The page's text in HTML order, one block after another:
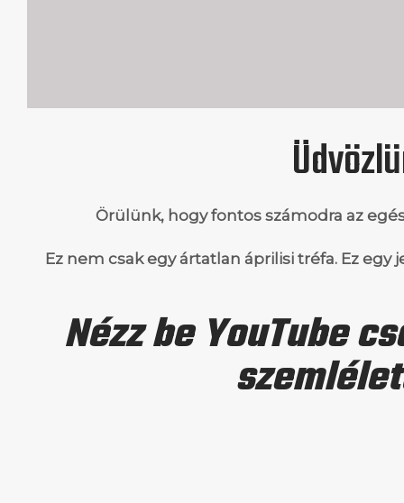
Örülünk, hogy fontos számodra az
Ez nem csak egy ártatlan áprilisi tréfa. Ez
Nézz be YouTube